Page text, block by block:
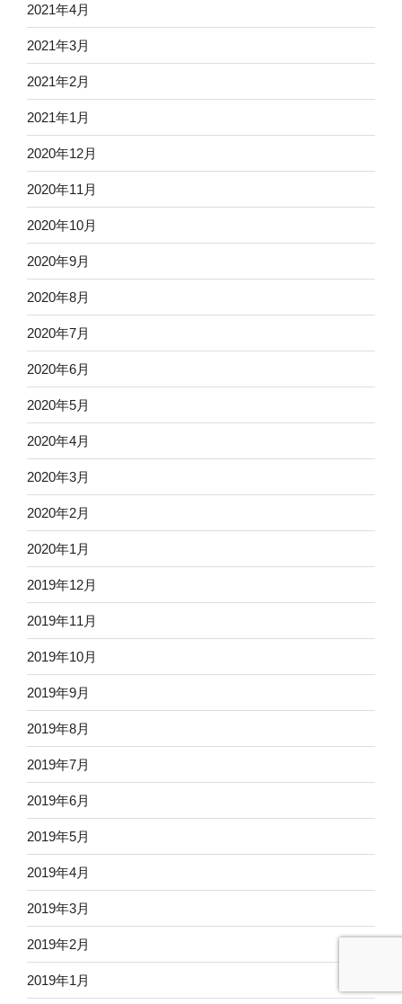
2021年4月
2021年3月
2021年2月
2021年1月
2020年12月
2020年11月
2020年10月
2020年9月
2020年8月
2020年7月
2020年6月
2020年5月
2020年4月
2020年3月
2020年2月
2020年1月
2019年12月
2019年11月
2019年10月
2019年9月
2019年8月
2019年7月
2019年6月
2019年5月
2019年4月
2019年3月
2019年2月
2019年1月